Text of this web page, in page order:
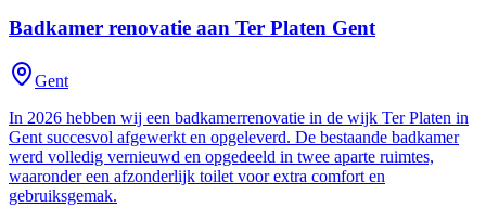
Badkamer renovatie aan Ter Platen Gent
Gent
In 2026 hebben wij een badkamerrenovatie in de wijk Ter Platen in
Gent succesvol afgewerkt en opgeleverd. De bestaande badkamer
werd volledig vernieuwd en opgedeeld in twee aparte ruimtes,
waaronder een afzonderlijk toilet voor extra comfort en
gebruiksgemak.